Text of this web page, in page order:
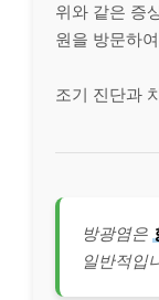
위와 같은 증
원을 방문하
조기 진단과
방광염은
일반적입